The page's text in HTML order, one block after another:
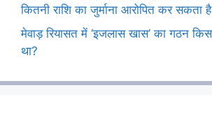
कितनी राशि का जुर्माना आरोपित कर सकता
मेवाड़ रियासत में ‘इजलास खास’ का गठन
था?